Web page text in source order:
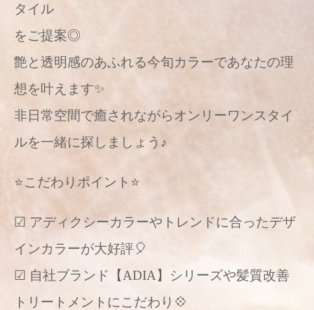
タイル
をご提案◎
艶と透明感のあふれる今旬カラーであなたの理
想を叶えます✨
非日常空間で癒されながらオンリーワンスタイ
ルを一緒に探しましょう♪
⭐️こだわりポイント⭐️
☑︎ アディクシーカラーやトレンドに合ったデザ
インカラーが大好評🎈
☑︎ 自社ブランド【ADIA】シリーズや髪質改善
トリートメントにこだわり💠